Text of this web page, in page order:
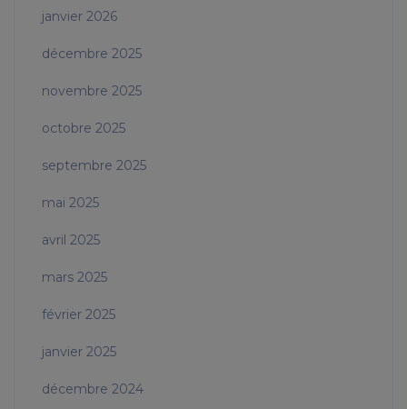
janvier 2026
décembre 2025
novembre 2025
octobre 2025
septembre 2025
mai 2025
avril 2025
mars 2025
février 2025
janvier 2025
décembre 2024